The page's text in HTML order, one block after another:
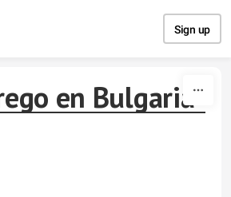
Sign up
en Bulgaria